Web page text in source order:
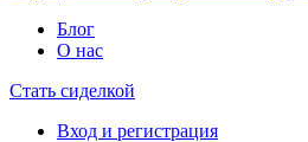
Блог
О нас
Стать сиделкой
Вход и регистрация